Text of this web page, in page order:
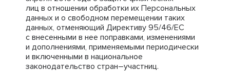
лиц в отношении обработки их Персональных
данных и о свободном перемещении таких
данных, отменяющий Директиву 95/46/ЕС
с внесенными в нее поправками, изменениями
и дополнениями, применяемыми периодически
и включенными в национальное
законодательство стран–участниц.